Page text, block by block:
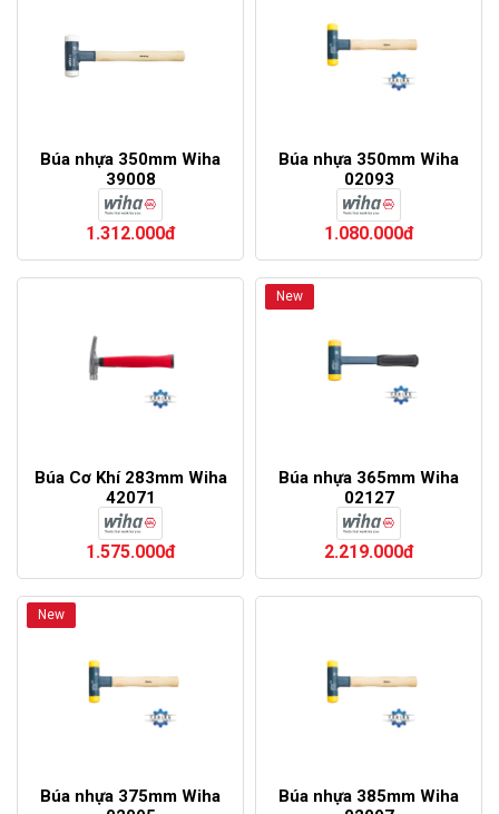
Búa nhựa 350mm Wiha
39008
1.312.000đ
Búa nhựa 350mm Wiha
02093
1.080.000đ
Búa Cơ Khí 283mm Wiha
42071
1.575.000đ
New
Búa nhựa 365mm Wiha
02127
2.219.000đ
New
Búa nhựa 375mm Wiha
Búa nhựa 385mm Wiha